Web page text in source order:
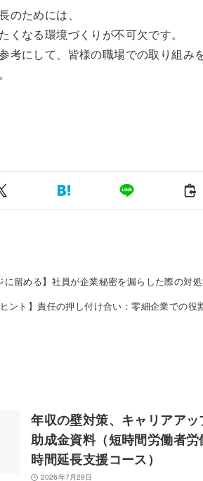
のためには、
くなる環境づくりが不可欠です。
考にして、皆様の職場での取り組み
に留める】社員が企業秘密を漏らした際の対
ント】責任の押し付け合い：零細企業での役
年収の壁対策、キャリアアッ
助成金資料（短時間労働者労
時間延長支援コース）
2026年7月29日